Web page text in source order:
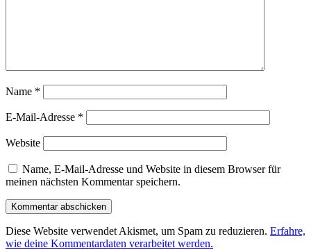
Name *
E-Mail-Adresse *
Website
Name, E-Mail-Adresse und Website in diesem Browser für
meinen nächsten Kommentar speichern.
Diese Website verwendet Akismet, um Spam zu reduzieren. Erfahre,
wie deine Kommentardaten verarbeitet werden.